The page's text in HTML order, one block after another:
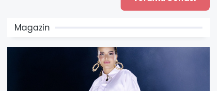
Magazin